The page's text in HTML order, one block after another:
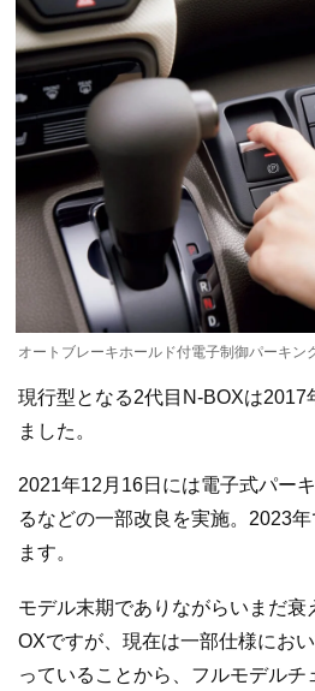
オートブレーキホールド付電子制御パーキン
現行型となる2代目N-BOXは2017
ました。
2021年12月16日には電子式パー
るなどの一部改良を実施。2023
ます。
モデル末期でありながらいまだ衰
OXですが、現在は一部仕様にお
っていることから、フルモデルチ